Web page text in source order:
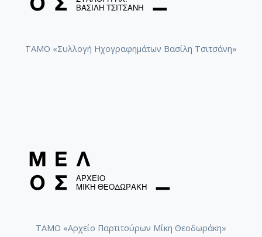
ΤΑΜΟ «Συλλογή Ηχογραφημάτων Βασίλη Τσιτσάνη»
ΤΑΜΟ «Αρχείο Παρτιτούρων Μίκη Θεοδωράκη»